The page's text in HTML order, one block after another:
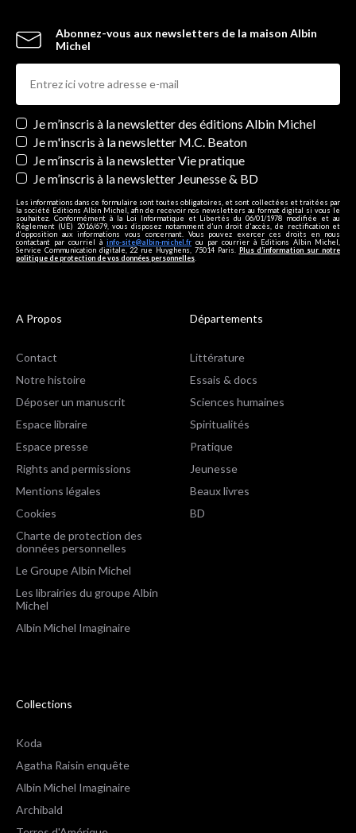
Abonnez-vous aux newsletters de la maison Albin
Michel
Newsletters
Je m’inscris à la newsletter des éditions Albin Michel
Je m'inscris à la newsletter M.C. Beaton
Je m’inscris à la newsletter Vie pratique
Je m’inscris à la newsletter Jeunesse & BD
Les informations dans ce formulaire sont toutes obligatoires, et sont collectées et traitées par
la société Editions Albin Michel, afin de recevoir nos newsletters au format digital si vous le
souhaitez. Conformément à la Loi Informatique et Libertés du 06/01/1978 modifiée et au
Règlement (UE) 2016/679, vous disposez notamment d'un droit d'accès, de rectification et
d’opposition aux informations vous concernant. Vous pouvez exercer ces droits en nous
contactant par courriel à info-site@albin-michel.fr ou par courrier à Editions Albin Michel,
Service Communication digitale, 22 rue Huyghens, 75014 Paris. Plus d’information sur notre
politique de protection de vos données personnelles
A Propos
Contact
Notre histoire
Déposer un manuscrit
Espace libraire
Espace presse
Rights and permissions
Mentions légales
Cookies
Charte de protection des
données personnelles
Le Groupe Albin Michel
Les librairies du groupe Albin
Michel
Albin Michel Imaginaire
Départements
Littérature
Essais & docs
Sciences humaines
Spiritualités
Pratique
Jeunesse
Beaux livres
BD
Collections
Koda
Agatha Raisin enquête
Albin Michel Imaginaire
Archibald